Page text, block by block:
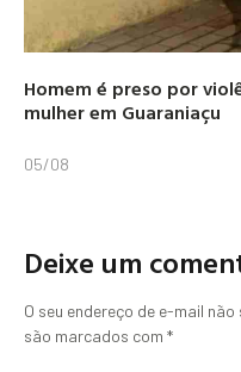
Homem é preso por
mulher em Guaraniaçu
05/08
Deixe um
O seu endereço de e-mail
são marcados com *